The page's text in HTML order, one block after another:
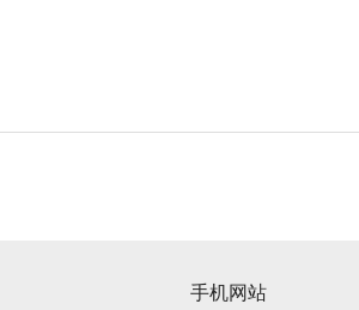
手机网站